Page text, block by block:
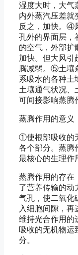
湿度大时，大气
内外蒸汽压差就
反之，加快。④
孔外的界面层，
的空气，外部扩
加快。但大风引
腾减弱。⑤土壤
系吸水的各种土
土壤通气状况、
可间接影响蒸腾
蒸腾作用的意义
①使根部吸收的
各个部分。蒸腾
最核心的生理作
蒸腾作用的存在
了营养传输的动
气孔，使二氧化
入细胞间隙，再
维持光合作用的
吸收的无机物运
分。